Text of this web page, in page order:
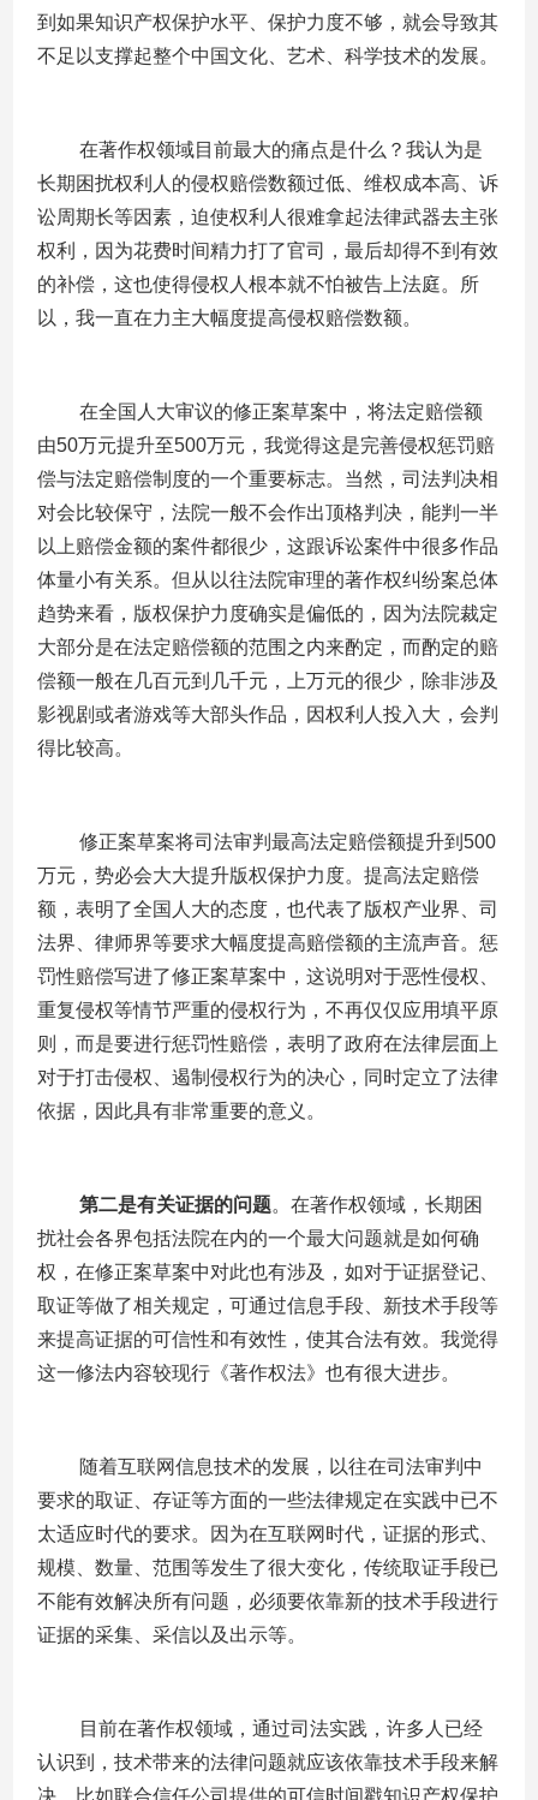
到如果知识产权保护水平、保护力度不够，就会导致其
不足以支撑起整个中国文化、艺术、科学技术的发展。
在著作权领域目前最大的痛点是什么？我认为是
长期困扰权利人的侵权赔偿数额过低、维权成本高、诉
讼周期长等因素，迫使权利人很难拿起法律武器去主张
权利，因为花费时间精力打了官司，最后却得不到有效
的补偿，这也使得侵权人根本就不怕被告上法庭。所
以，我一直在力主大幅度提高侵权赔偿数额。
在全国人大审议的修正案草案中，将法定赔偿额
由50万元提升至500万元，我觉得这是完善侵权惩罚赔
偿与法定赔偿制度的一个重要标志。当然，司法判决相
对会比较保守，法院一般不会作出顶格判决，能判一半
以上赔偿金额的案件都很少，这跟诉讼案件中很多作品
体量小有关系。但从以往法院审理的著作权纠纷案总体
趋势来看，版权保护力度确实是偏低的，因为法院裁定
大部分是在法定赔偿额的范围之内来酌定，而酌定的赔
偿额一般在几百元到几千元，上万元的很少，除非涉及
影视剧或者游戏等大部头作品，因权利人投入大，会判
得比较高。
修正案草案将司法审判最高法定赔偿额提升到500
万元，势必会大大提升版权保护力度。提高法定赔偿
额，表明了全国人大的态度，也代表了版权产业界、司
法界、律师界等要求大幅度提高赔偿额的主流声音。惩
罚性赔偿写进了修正案草案中，这说明对于恶性侵权、
重复侵权等情节严重的侵权行为，不再仅仅应用填平原
则，而是要进行惩罚性赔偿，表明了政府在法律层面上
对于打击侵权、遏制侵权行为的决心，同时定立了法律
依据，因此具有非常重要的意义。
第二是有关证据的问题。在著作权领域，长期困
扰社会各界包括法院在内的一个最大问题就是如何确
权，在修正案草案中对此也有涉及，如对于证据登记、
取证等做了相关规定，可通过信息手段、新技术手段等
来提高证据的可信性和有效性，使其合法有效。我觉得
这一修法内容较现行《著作权法》也有很大进步。
随着互联网信息技术的发展，以往在司法审判中
要求的取证、存证等方面的一些法律规定在实践中已不
太适应时代的要求。因为在互联网时代，证据的形式、
规模、数量、范围等发生了很大变化，传统取证手段已
不能有效解决所有问题，必须要依靠新的技术手段进行
证据的采集、采信以及出示等。
目前在著作权领域，通过司法实践，许多人已经
认识到，技术带来的法律问题就应该依靠技术手段来解
决。比如联合信任公司提供的可信时间戳知识产权保护